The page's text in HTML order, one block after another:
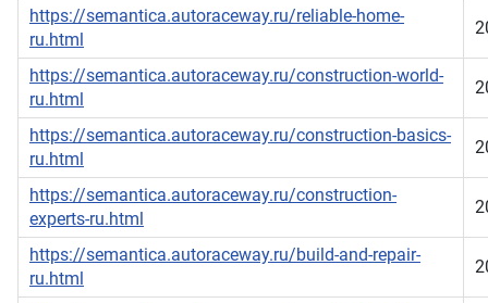
https://semantica.autoraceway.ru/reliable-home-
ru.html
https://semantica.autoraceway.ru/construction-world-
ru.html
https://semantica.autoraceway.ru/construction-basics-
ru.html
https://semantica.autoraceway.ru/construction-
experts-ru.html
https://semantica.autoraceway.ru/build-and-repair-
ru.html